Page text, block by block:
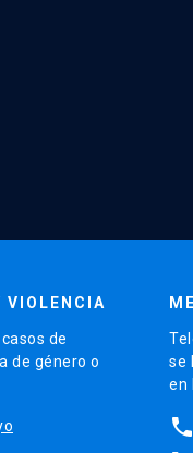
VIOLENCIA
de
de género o
se
en
phone